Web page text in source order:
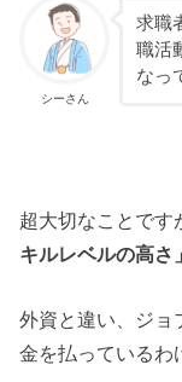
シーさん
求職
職活
なっ
超大切なことです
キルレベルの高さ
外資と違い、ジョ
金を払っているわ